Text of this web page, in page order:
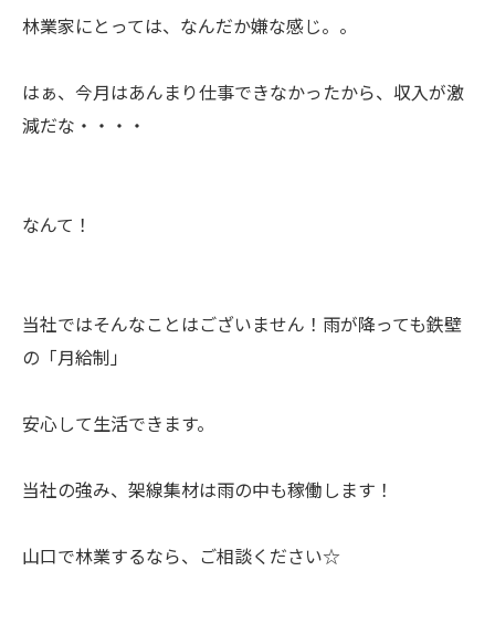
林業家にとっては、なんだか嫌な感じ。。
はぁ、今月はあんまり仕事できなかったから、収入が激
減だな・・・・
なんて！
当社ではそんなことはございません！雨が降っても鉄壁
の「月給制」
安心して生活できます。
当社の強み、架線集材は雨の中も稼働します！
山口で林業するなら、ご相談ください☆